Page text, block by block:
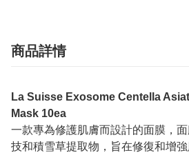
商品詳情
La Suisse Exosome Centella
Mask 10ea
一款專為修護肌膚而設計的面膜，
技和積雪草提取物，旨在修復和增